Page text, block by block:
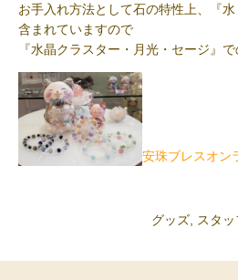
お手入れ方法として石の特性上、『
含まれていますので
『水晶クラスター・月光・セージ』
安珠ブレスオン
グッズ スタッ